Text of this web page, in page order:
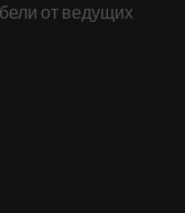
от ведущих